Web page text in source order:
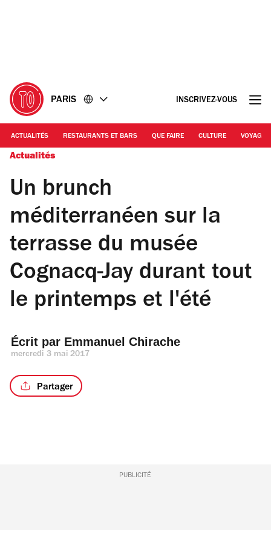
PARIS INSCRIVEZ-VOUS
ACTUALITÉS RESTAURANTS ET BARS QUE FAIRE CULTURE VOYAGE
Actualités
Un brunch
méditerranéen sur la
terrasse du musée
Cognacq-Jay durant tout
le printemps et l'été
Écrit par Emmanuel Chirache
mercredi 3 mai 2017
Partager
PUBLICITÉ